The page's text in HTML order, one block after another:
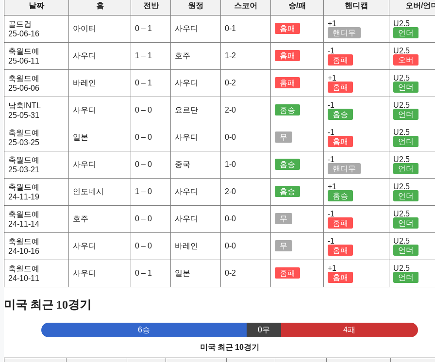
날짜 홈 전반 원정 스코어 승/패 핸디캡 오버/언
골드컵
25-06-16
아이티 0 – 1 사우디 0-1 홈패
+1
핸디무
U2.5
언더
축월드예
25-06-11
사우디 1 – 1 호주 1-2 홈패
-1
홈패
U2.5
오버
축월드예
25-06-06
바레인 0 – 1 사우디 0-2 홈패
+1
홈패
U2.5
언더
남축INTL
25-05-31
사우디 0 – 0 요르단 2-0 홈승
-1
홈승
U2.5
언더
축월드예
25-03-25
일본 0 – 0 사우디 0-0 무
-1
홈패
U2.5
언더
축월드예
25-03-21
사우디 0 – 0 중국 1-0 홈승
-1
핸디무
U2.5
언더
축월드예
24-11-19
인도네시 1 – 0 사우디 2-0 홈승
+1
홈승
U2.5
언더
축월드예
24-11-14
호주 0 – 0 사우디 0-0 무
-1
홈패
U2.5
언더
축월드예
24-10-16
사우디 0 – 0 바레인 0-0 무
-1
홈패
U2.5
언더
축월드예
24-10-11
사우디 0 – 1 일본 0-2 홈패
+1
홈패
U2.5
언더
미국 최근 10경기
6승 0무 4패
미국 최근 10경기